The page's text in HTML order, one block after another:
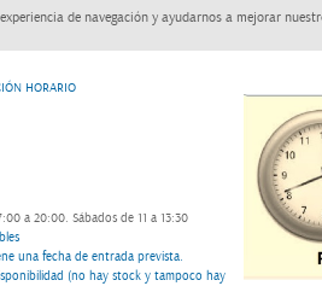
de navegación y ayudarnos a mejorar
HORARIO
a 20:00. Sábados de 11 a 13:30
una fecha de entrada prevista.
(no hay stock y tampoco hay